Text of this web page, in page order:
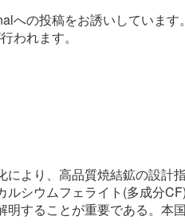
への投稿をお誘いしていま
われます。
より、高品質焼結鉱の設
シウムフェライト(多成分
することが重要である。